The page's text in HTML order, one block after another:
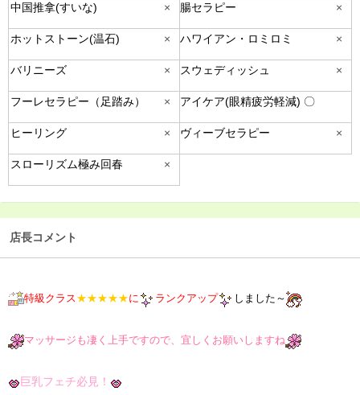
中国推拿(すいな) × 腸セラピー ×
ホットストーン(温石) × ハワイアン・ロミロミ ×
バリニーズ × スウェディッシュ ×
フーレセラピー（足踏み） × アイケア(眼精疲労軽減) 〇
ヒーリング × ヴィーブセラピー ×
スローリズム極み回春 ×
店長コメント
特級クラス★★★★★に ランクアップ しました～
マッサージも凄く上手ですので、宜しくお願いしますね
巨乳フェチ必見！